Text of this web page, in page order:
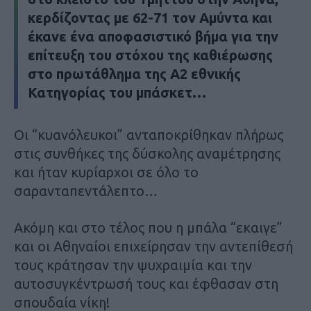
κερδίζοντας με 62-71 τον Αμύντα και
έκανε ένα αποφασιστικό βήμα για την
επίτευξη του στόχου της καθιέρωσης
στο πρωτάθλημα της Α2 εθνικής
Κατηγορίας του μπάσκετ…
Οι “κυανόλευκοι” ανταποκρίθηκαν πλήρως
στις συνθήκες της δύσκολης αναμέτρησης
και ήταν κυρίαρχοι σε όλο το
σαρανταπεντάλεπτο…
Ακόμη και στο τέλος που η μπάλα “εκαιγε”
και οι Αθηναίοι επιχείρησαν την αντεπίθεσή
τους κράτησαν την ψυχραιμία και την
αυτοσυγκέντρωσή τους και έφθασαν στη
σπουδαία νίκη!